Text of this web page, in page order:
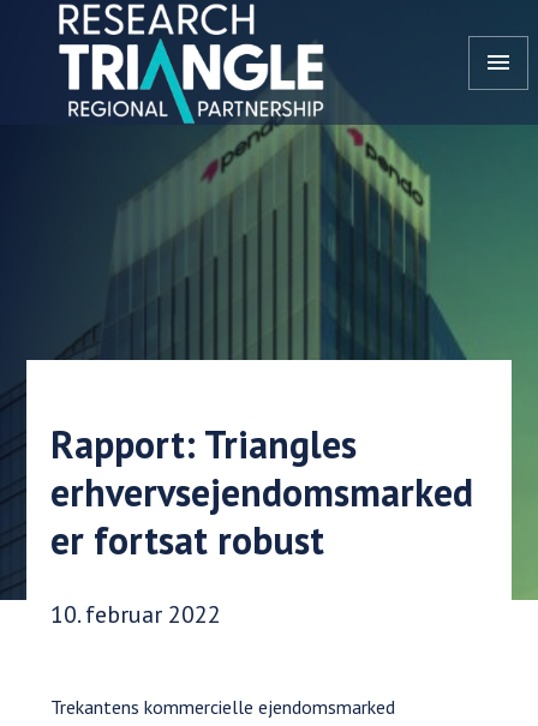
Gå til indhold
menu
Rapport: Triangles
erhvervsejendomsmarked
er fortsat robust
Udgivelsesdato:
10. februar 2022
Trekantens kommercielle ejendomsmarked